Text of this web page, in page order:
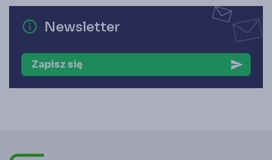
error_outline Newsletter
Zapisz się send